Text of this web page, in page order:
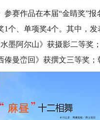
作品在本届“金睛奖”报
1个、单项奖4个。其中，
墨阿尔山》获摄影二等奖
傣曼峦回》获撰文三等奖